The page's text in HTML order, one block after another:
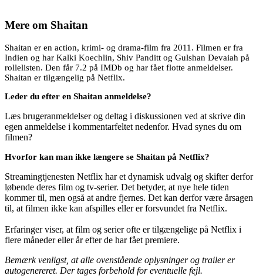
Mere om Shaitan
Shaitan er en action, krimi- og drama-film fra 2011. Filmen er fra
Indien og har Kalki Koechlin, Shiv Panditt og Gulshan Devaiah på
rollelisten. Den får 7.2 på IMDb og har fået flotte anmeldelser.
Shaitan er tilgængelig på Netflix.
Leder du efter en Shaitan anmeldelse?
Læs brugeranmeldelser og deltag i diskussionen ved at skrive din
egen anmeldelse i kommentarfeltet nedenfor. Hvad synes du om
filmen?
Hvorfor kan man ikke længere se Shaitan på Netflix?
Streamingtjenesten Netflix har et dynamisk udvalg og skifter derfor
løbende deres film og tv-serier. Det betyder, at nye hele tiden
kommer til, men også at andre fjernes. Det kan derfor være årsagen
til, at filmen ikke kan afspilles eller er forsvundet fra Netflix.
Erfaringer viser, at film og serier ofte er tilgængelige på Netflix i
flere måneder eller år efter de har fået premiere.
Bemærk venligst, at alle ovenstående oplysninger og trailer er
autogenereret. Der tages forbehold for eventuelle fejl.